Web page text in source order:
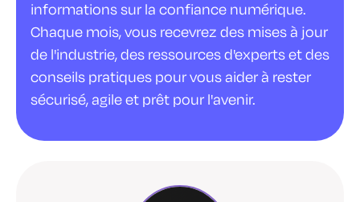
informations sur la confiance numérique.
Chaque mois, vous recevrez des mises à jour
de l'industrie, des ressources d'experts et des
conseils pratiques pour vous aider à rester
sécurisé, agile et prêt pour l'avenir.